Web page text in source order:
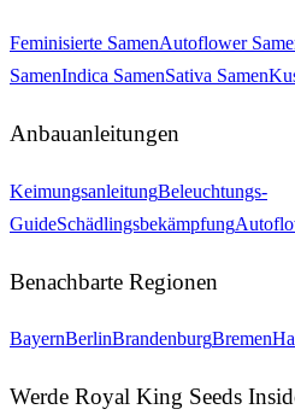
Feminisierte SamenAutoflower
SamenIndica SamenSativa Samen
Anbauanleitungen
KeimungsanleitungBeleuchtungs-
GuideSchädlingsbekämpfung
Benachbarte Regionen
BayernBerlinBrandenburgBremen
Werde Royal King Seeds